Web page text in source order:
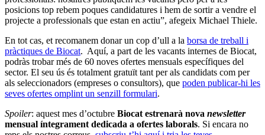
posicions top rebem poques candidatures i hem de sortir a vendre el
projecte a professionals que estan en actiu”, afegeix Michael Thiele.
En tot cas, et recomanem donar un cop d’ull a la borsa de treball i
pràctiques de Biocat. Aquí, a part de les vacants internes de Biocat,
podràs trobar més de 60 noves ofertes mensuals específiques del
sector. El seu ús és totalment gratuït tant per als candidats com per
als seleccionadors (empreses o consultors), que poden publicar-hi les
seves ofertes omplint un senzill formulari.
Spoiler: aquest mes d’octubre Biocat estrenarà nova newsletter
mensual íntegrament dedicada a ofertes laborals. Si encara no